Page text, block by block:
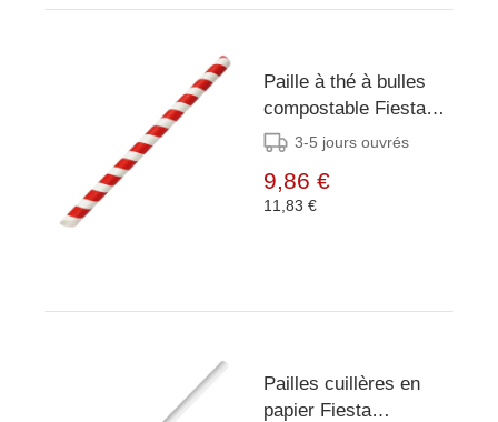
Paille à thé à bulles
compostable Fiesta
rouge et blanc
150)
3-5 jours ouvrés
9,86 €
11,83 €
Pailles cuillères en
papier Fiesta